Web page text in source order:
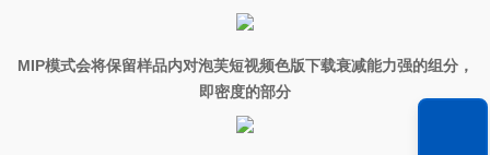
MIP模式会将保留样品内对泡芙短视频色版下载衰减能力强的组分，
即密度的部分